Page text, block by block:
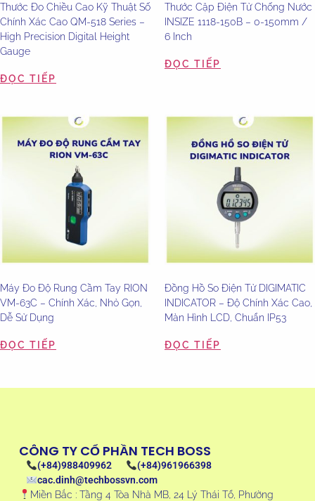
Thước Đo Chiều Cao Kỹ Thuật Số
Chính Xác Cao QM-518 Series –
High Precision Digital Height
Gauge
ĐỌC TIẾP
Thước Cặp Điện Tử Chống Nước
INSIZE 1118-150B – 0-150mm /
6 Inch
ĐỌC TIẾP
Máy Đo Độ Rung Cầm Tay RION
VM-63C – Chính Xác, Nhỏ Gọn,
Dễ Sử Dụng
ĐỌC TIẾP
Đồng Hồ So Điện Tử DIGIMATIC
INDICATOR – Độ Chính Xác Cao,
Màn Hình LCD, Chuẩn IP53
ĐỌC TIẾP
CÔNG TY CỔ PHẦN TECH BOSS
(+84)988409962
(+84)961966398
cac.dinh@techbossvn.com
Miền Bắc : Tầng 4 Tòa Nhà MB, 24 Lý Thái Tổ, Phường